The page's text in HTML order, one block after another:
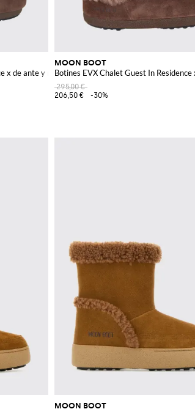
x de ante y nailon
MOON BOOT
Botines EVX Chalet Guest In
295,00 €
206,50 €
-30%
MOON BOOT